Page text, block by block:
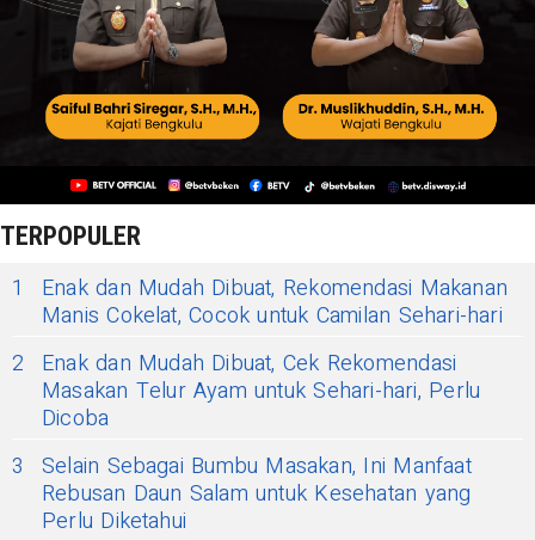
TERPOPULER
1
Enak dan Mudah Dibuat, Rekomendasi Makanan
Manis Cokelat, Cocok untuk Camilan Sehari-hari
2
Enak dan Mudah Dibuat, Cek Rekomendasi
Masakan Telur Ayam untuk Sehari-hari, Perlu
Dicoba
3
Selain Sebagai Bumbu Masakan, Ini Manfaat
Rebusan Daun Salam untuk Kesehatan yang
Perlu Diketahui